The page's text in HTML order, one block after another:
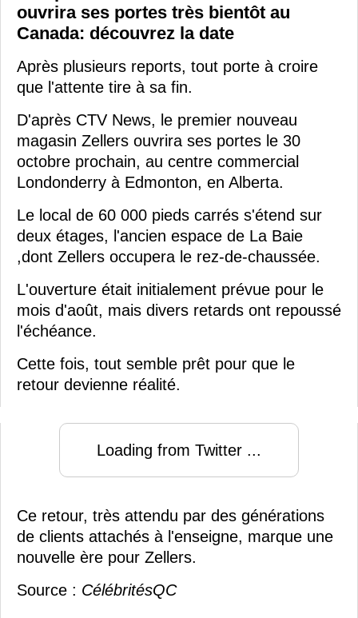
ouvrira ses portes très bientôt au
Canada: découvrez la date
Après plusieurs reports, tout porte à croire
que l'attente tire à sa fin.
D'après CTV News, le premier nouveau
magasin Zellers ouvrira ses portes le 30
octobre prochain, au centre commercial
Londonderry à Edmonton, en Alberta.
Le local de 60 000 pieds carrés s'étend sur
deux étages, l'ancien espace de La Baie
,dont Zellers occupera le rez-de-chaussée.
L'ouverture était initialement prévue pour le
mois d'août, mais divers retards ont repoussé
l'échéance.
Cette fois, tout semble prêt pour que le
retour devienne réalité.
Loading from Twitter ...
Ce retour, très attendu par des générations
de clients attachés à l'enseigne, marque une
nouvelle ère pour Zellers.
Source : CélébritésQC